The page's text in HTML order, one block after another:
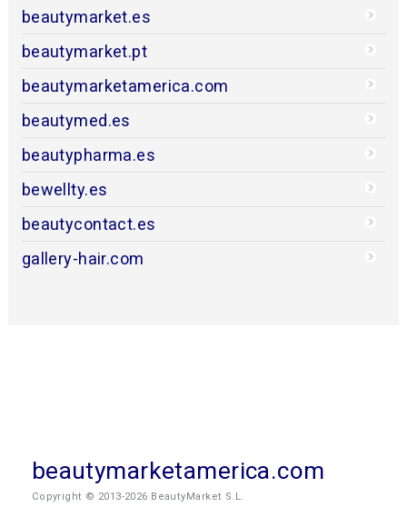
beautymarket.es
beautymarket.pt
beautymarketamerica.com
beautymed.es
beautypharma.es
bewellty.es
beautycontact.es
gallery-hair.com
beautymarketamerica.com
Copyright © 2013-2026 BeautyMarket S.L.